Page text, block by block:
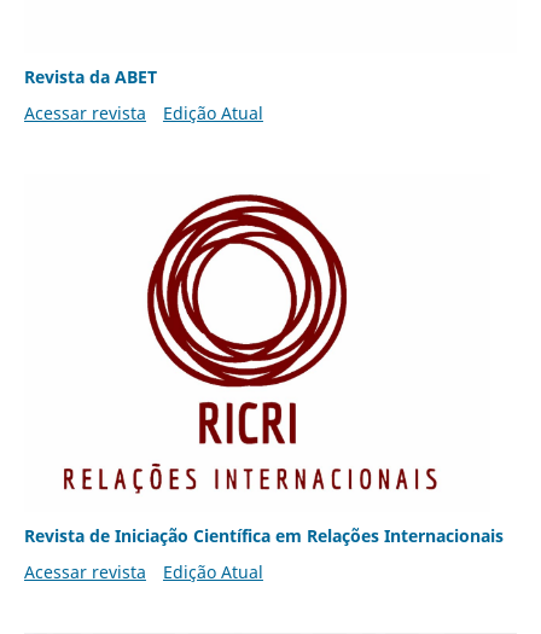
Revista da ABET
Acessar revista
Edição Atual
Revista de Iniciação Científica em Relações Internacionais
Acessar revista
Edição Atual